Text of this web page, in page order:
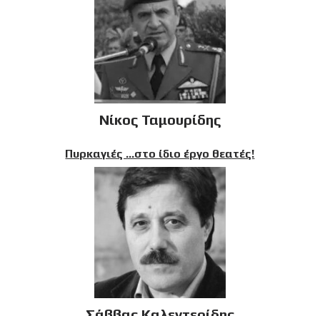
Νίκος Ταμουρίδης
Πυρκαγιές …στο ίδιο έργο θεατές!